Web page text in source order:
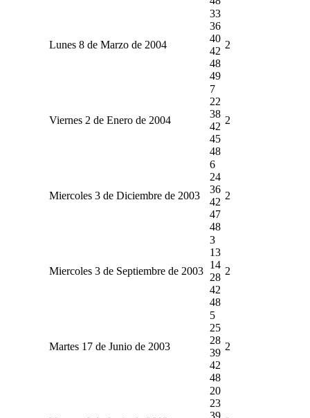
Lunes 8 de Marzo de 2004
33
36
40
42
48
49
2
Viernes 2 de Enero de 2004
7
22
38
42
45
48
2
Miercoles 3 de Diciembre de 2003
6
24
36
42
47
48
2
Miercoles 3 de Septiembre de 2003
3
13
14
28
42
48
2
Martes 17 de Junio de 2003
5
25
28
39
42
48
2
20
23
39